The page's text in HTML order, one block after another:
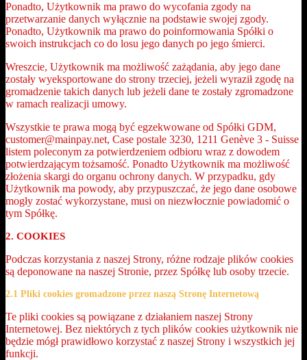
Ponadto, Użytkownik ma prawo do wycofania zgody na
przetwarzanie danych wyłącznie na podstawie swojej zgody.
Ponadto, Użytkownik ma prawo do poinformowania Spółki o
swoich instrukcjach co do losu jego danych po jego śmierci.
Wreszcie, Użytkownik ma możliwość zażądania, aby jego dane
zostały wyeksportowane do strony trzeciej, jeżeli wyraził zgodę na
gromadzenie takich danych lub jeżeli dane te zostały zgromadzone
w ramach realizacji umowy.
Wszystkie te prawa mogą być egzekwowane od Spółki GDM,
customer@mainpay.net, Case postale 3230, 1211 Genève 3 - Suisse
listem poleconym za potwierdzeniem odbioru wraz z dowodem
potwierdzającym tożsamość. Ponadto Użytkownik ma możliwość
złożenia skargi do organu ochrony danych. W przypadku, gdy
Użytkownik ma powody, aby przypuszczać, że jego dane osobowe
mogły zostać wykorzystane, musi on niezwłocznie powiadomić o
tym Spółkę.
2. COOKIES
Podczas korzystania z naszej Strony, różne rodzaje plików cookies
są deponowane na naszej Stronie, przez Spółkę lub osoby trzecie.
2.1 Pliki cookies gromadzone przez naszą Stronę Internetową
Te pliki cookies są powiązane z działaniem naszej Strony
Internetowej. Bez niektórych z tych plików cookies użytkownik nie
będzie mógł prawidłowo korzystać z naszej Strony i wszystkich jej
funkcji.